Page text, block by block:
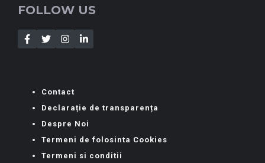
FOLLOW US
Contact
Declarație de transparența
Despre Noi
Termeni de folosinta Cookies
Termeni si conditii